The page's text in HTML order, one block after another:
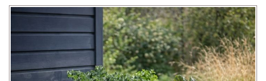
Hoppa
slutet
bildgalleriet